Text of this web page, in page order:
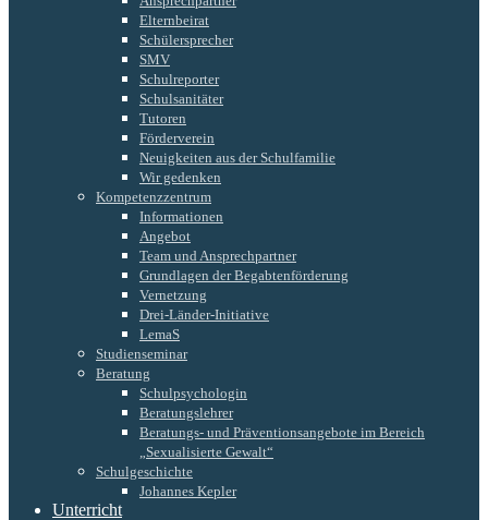
Elternbeirat
Schülersprecher
SMV
Schulreporter
Schulsanitäter
Tutoren
Förderverein
Neuigkeiten aus der Schulfamilie
Wir gedenken
Kompetenzzentrum
Informationen
Angebot
Team und Ansprechpartner
Grundlagen der Begabtenförderung
Vernetzung
Drei-Länder-Initiative
LemaS
Studienseminar
Beratung
Schulpsychologin
Beratungslehrer
Beratungs- und Präventionsangebote im Bereich
„Sexualisierte Gewalt“
Schulgeschichte
Johannes Kepler
Unterricht